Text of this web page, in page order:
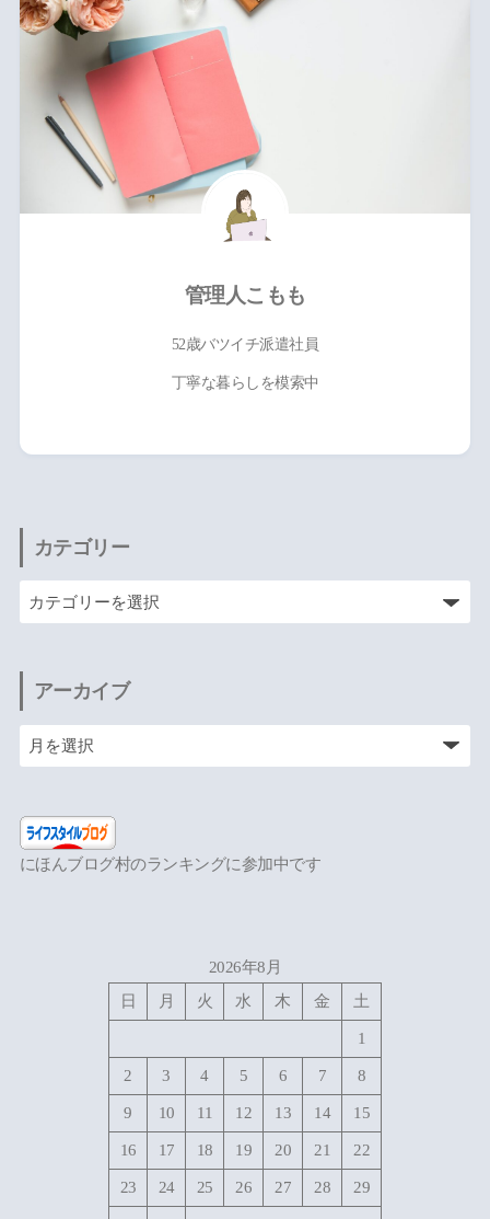
管理人こもも
52歳バツイチ派遣社員
丁寧な暮らしを模索中
カテゴリー
アーカイブ
にほんブログ村のランキングに参加中です
2026年8月
日
月 火 水 木 金 土
1
2 3 4 5 6 7 8
9 10 11 12 13 14 15
16 17 18 19 20 21 22
23 24 25 26 27 28 29